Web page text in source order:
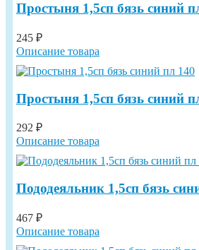
Простыня 1,5сп бязь синий
245 ₽
Описание товара
Простыня 1,5сп бязь синий
292 ₽
Описание товара
Пододеяльник 1,5сп бязь
467 ₽
Описание товара